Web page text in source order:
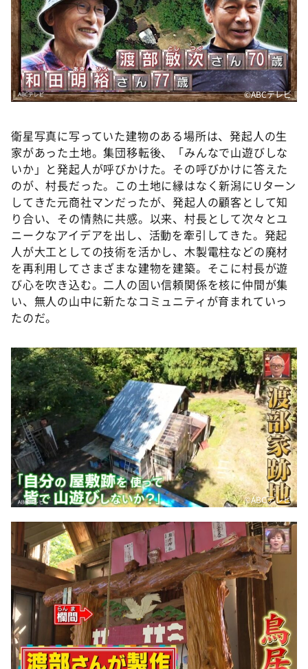
©ABCテレビ
衛星写真に写っていた建物のある場所は、発起人の生
家があった土地。集団移転後、「みんなで山遊びしな
いか」と発起人が呼びかけた。その呼びかけに答えた
のが、村長だった。この土地に縁はなく新潟にUターン
してきた元商社マンだったが、発起人の顧客として知
り合い、その情熱に共感。以来、村長として次々とユ
ニークなアイデアを出し、活動を牽引してきた。発起
人が大工としての技術を活かし、木製電柱などの廃材
を再利用してさまざまな建物を建築。そこに村長が遊
び心を吹き込む。二人の固い信頼関係を核に仲間が集
い、無人の山中に新たなコミュニティが育まれていっ
たのだ。
©ABCテレビ